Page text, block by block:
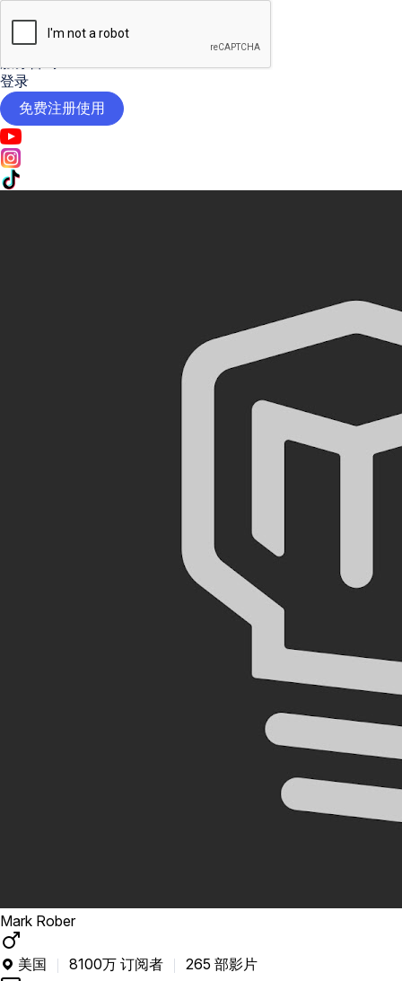
AI工具
定价
登录
免费注册使用
Mark Rober
 美国 8100万 订阅者
265 部影片